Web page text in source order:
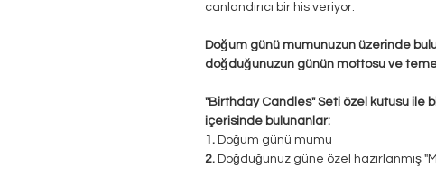
canlandırıcı bir his veriyor.
Doğum günü mumunuzun üzerinde
doğduğunuzun günün mottosu ve
"Birthday Candles" Seti özel kutusu ile
içerisinde bulunanlar:
1. Doğum günü mumu
2. Doğduğunuz güne özel hazırlanmış